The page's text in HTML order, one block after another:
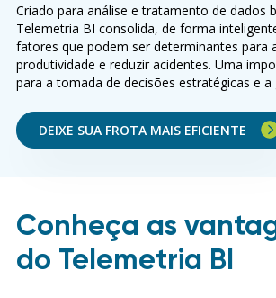
Criado para análise e tratamento de dados
Telemetria BI consolida, de forma
fatores que podem ser determinantes para
produtividade e reduzir acidentes. Uma
para a tomada de decisões estratégicas e a
DEIXE SUA FROTA MAIS EFICIENTE
Conheça as
do Telemetria BI